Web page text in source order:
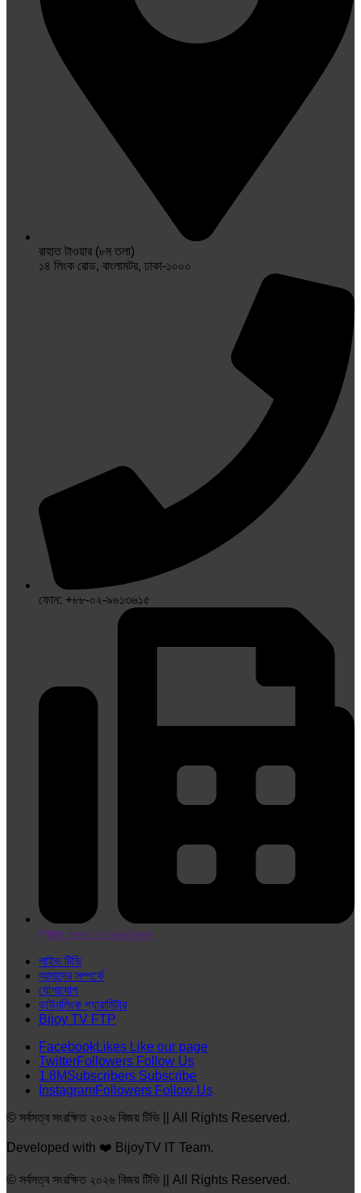
রাহাত টাওয়ার (৮ম তলা)
১৪ লিংক রোড, বাংলামটর, ঢাকা-১০০০
ফোন: +৮৮-০২-৯৬১৩৬১৫
ফ্যাক্সঃ +৮৮-০২-৯৬৬৪৯৮৪
লাইভ টিভি
আমাদের সম্পর্কে
যোগাযোগ
ডাউনলিংক প্যারামিটার
Bijoy TV FTP
FacebookLikes Like our page
TwitterFollowers Follow Us
1.8MSubscribers Subscribe
InstagramFollowers Follow Us
© সর্বসত্ব সংরক্ষিত ২০২৬ বিজয় টিভি || All Rights Reserved.
Developed with ❤️ BijoyTV IT Team.
© সর্বসত্ব সংরক্ষিত ২০২৬ বিজয় টিভি || All Rights Reserved.